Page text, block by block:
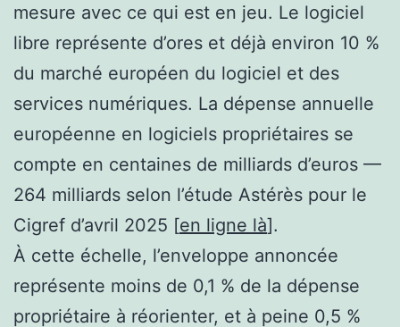
mesure avec ce qui est en jeu. Le logiciel
libre représente d’ores et déjà environ 10 %
du marché européen du logiciel et des
services numériques. La dépense annuelle
européenne en logiciels propriétaires se
compte en centaines de milliards d’euros —
264 milliards selon l’étude Astérès pour le
Cigref d’avril 2025 [en ligne là].
À cette échelle, l’enveloppe annoncée
représente moins de 0,1 % de la dépense
propriétaire à réorienter, et à peine 0,5 %